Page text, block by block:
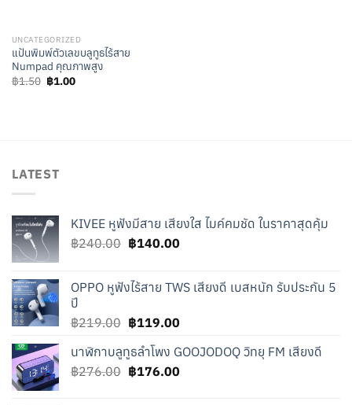
UNCATEGORIZED
แป้นพิมพ์ตัวเลขบลูทูธไร้สาย
Numpad คุณภาพสูง
฿1.50 Original
price
฿1.00Current
LATEST
KIVEE หูฟังมีสาย เสียงใส ไมค์คมชัด ในราคาสุดคุ้ม
฿240.00 Original
฿240.00.
฿140.00Current
฿140.00.
OPPO หูฟังไร้สาย TWS เสียงดี เบสหนัก รับประกัน 5
ปี
฿219.00 Original
was:
฿219.00.
฿119.00Current
is:
฿119.00.
นาฬิกาบลูทูธลำโพง GOOJODOQ วิทยุ FM เสียงดี
฿276.00 Original
฿176.00Current